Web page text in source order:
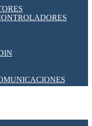
DE CORRIENTE
PROGRAMABLES